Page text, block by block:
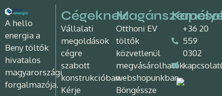
A hello
energia a
Beny töltők
hivatalos
magyarországi
forgalmazója.
Cégeknek
Vállalati
megoldások
cégre
szabott
konstrukcióban.
Kérje
Otthoni EV
töltők
közvetlenül
megvásárolhatók
webshopunkban.
Böngéssze
+36 20
559
0302